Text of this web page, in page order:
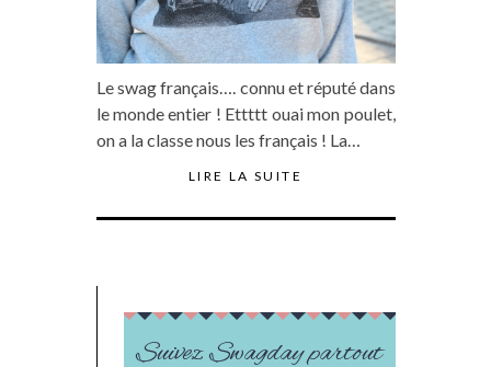
Le swag français…. connu et réputé dans
le monde entier ! Ettttt ouai mon poulet,
on a la classe nous les français ! La…
LIRE LA SUITE
Suivez Swagday partout